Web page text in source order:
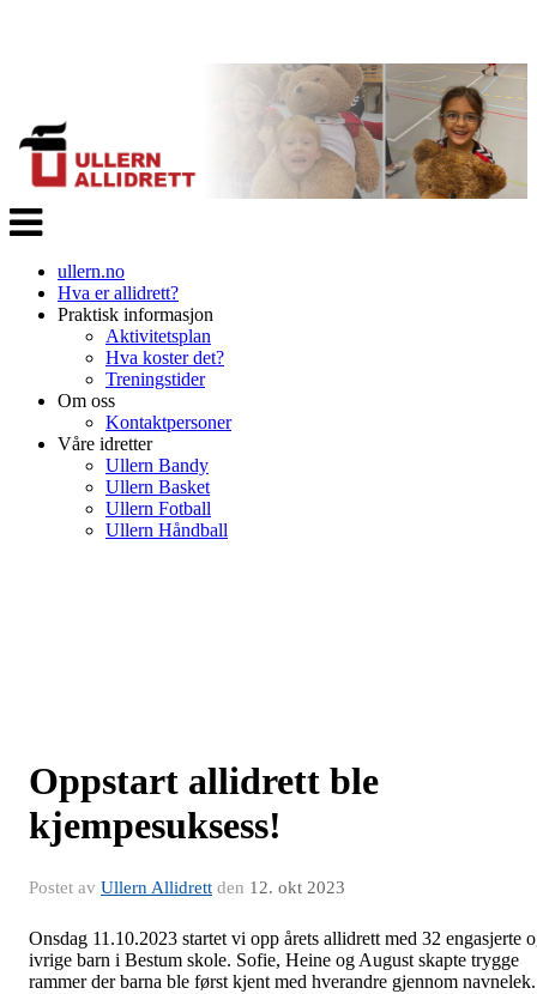
Veksle
navigasjon
ullern.no
Hva er allidrett?
Praktisk informasjon
Aktivitetsplan
Hva koster det?
Treningstider
Om oss
Kontaktpersoner
Våre idretter
Ullern Bandy
Ullern Basket
Ullern Fotball
Ullern Håndball
Oppstart allidrett ble
kjempesuksess!
Postet av Ullern Allidrett den 12. okt 2023
Onsdag 11.10.2023 startet vi opp årets allidrett med 32 engasjerte
ivrige barn i Bestum skole. Sofie, Heine og August skapte trygge
rammer der barna ble først kjent med hverandre gjennom navnelek.